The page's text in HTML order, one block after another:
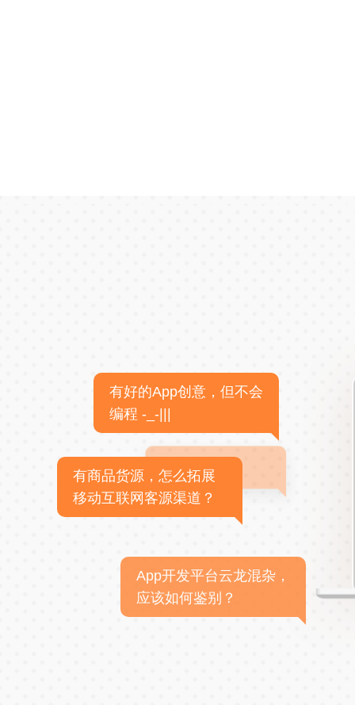
有好的App创意，但不会
编程 -_-|||
有商品货源，怎么拓展
移动互联网客源渠道？
App开发平台云龙混杂，
应该如何鉴别？